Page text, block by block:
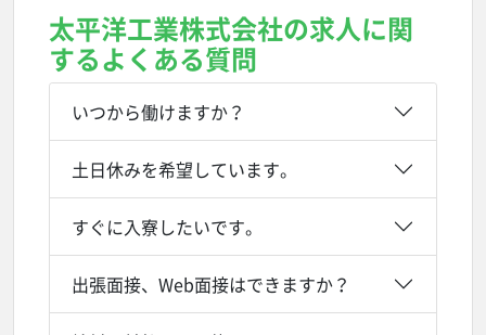
太平洋工業株式会社の求人に関
するよくある質問
いつから働けますか？
土日休みを希望しています。
すぐに入寮したいです。
出張面接、Web面接はできますか？